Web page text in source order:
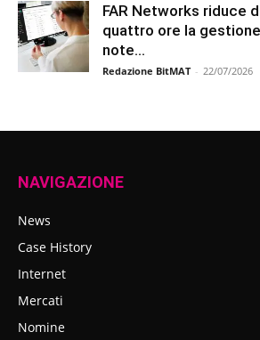
FAR Networks riduce
quattro ore la
note...
Redazione BitMAT - 22/07/2026
NAVIGAZIONE
News
Case History
Internet
Mercati
Nomine